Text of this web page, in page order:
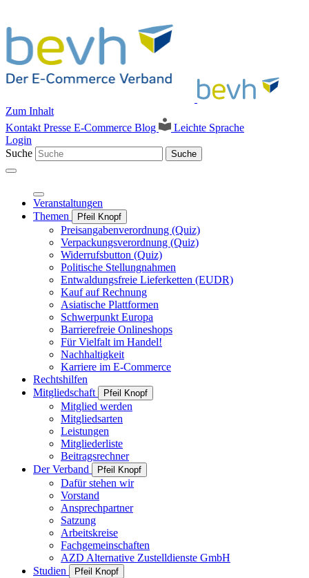
Zum Inhalt
Kontakt Presse E-Commerce Blog
Leichte Sprache
Login
Suche
Suche
Veranstaltungen
Themen
Pfeil Knopf
Preisangabenverordnung (Quiz)
Verpackungsverordnung (Quiz)
Widerrufsbutton (Quiz)
Politische Stellungnahmen
Entwaldungsfreie Lieferketten (EUDR)
Kauf auf Rechnung
Asiatische Plattformen
Schwerpunkt Europa
Barrierefreie Onlineshops
Für Vielfalt im Handel!
Nachhaltigkeit
Karriere im E-Commerce
Rechtshilfen
Mitgliedschaft
Pfeil Knopf
Mitglied werden
Mitgliedsarten
Leistungen
Mitgliederliste
Beitragsrechner
Der Verband
Pfeil Knopf
Dafür stehen wir
Vorstand
Ansprechpartner
Satzung
Arbeitskreise
Fachgemeinschaften
AZD Alternative Zustelldienste GmbH
Studien
Pfeil Knopf